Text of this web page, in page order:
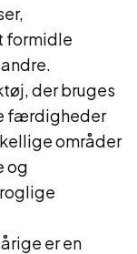
formidle
der bruges
færdigheder
områder
og
er en